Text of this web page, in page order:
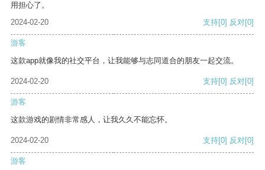
用担心了。
2024-02-20
支持[0] 反对[0]
游客
这款app就像我的社交平台，让我能够与志同道合的朋友一起交流。
2024-02-20 支持[0] 反对[0]
游客
这款游戏的剧情非常感人，让我久久不能忘怀。
2024-02-20 支持[0] 反对[0]
游客